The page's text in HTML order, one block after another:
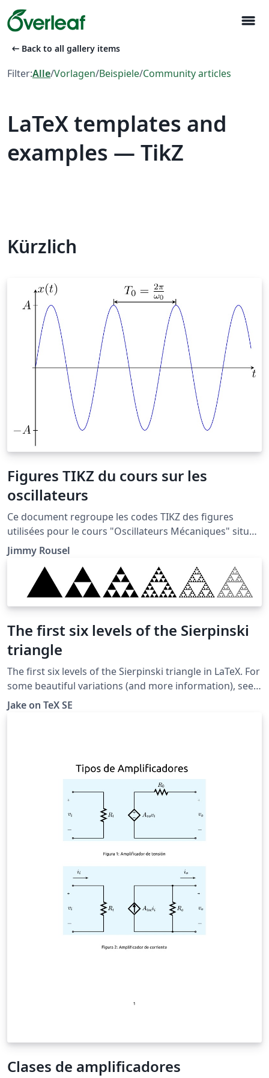
menu
arrow_left_alt Back to all gallery items
Filter:Alle/Vorlagen/Beispiele/Community articles
LaTeX templates and
examples — TikZ
Kürzlich
Figures TIKZ du cours sur les
oscillateurs
Ce document regroupe les codes TIKZ des figures
utilisées pour le cours "Oscillateurs Mécaniques" situé
à la page http://femto-
physique.fr/mecanique/meca_C4.php
Jimmy Rousel
The first six levels of the Sierpinski
triangle
The first six levels of the Sierpinski triangle in LaTeX. For
some beautiful variations (and more information), see
http://www.oftenpaper.net/sierpinski.htm
Jake on TeX SE
Clases de amplificadores